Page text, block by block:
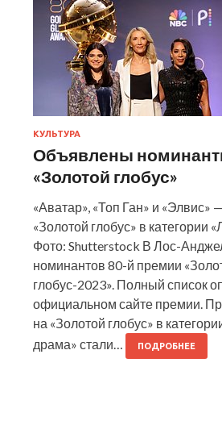
КУЛЬТУРА
Объявлены
«Золотой глобус»
«Аватар», «Топ Ган» и «Элвис»
«Золотой глобус» в категории
Фото: Shutterstock В Лос-
номинантов 80-й премии
глобус-2023». Полный список
официальном сайте премии.
на «Золотой глобус» в
драма» стали…
ПОДРОБНЕЕ